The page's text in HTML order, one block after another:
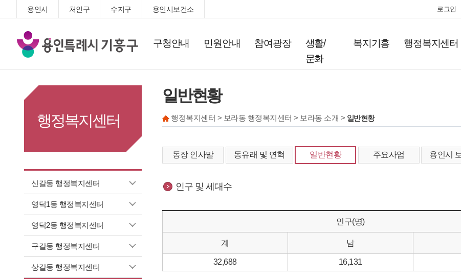
용인시 처인구 수지구 용인시보건소 로그인
기
흥
구청안내 민원안내 참여광장
생활/
문화
복지기흥 행정복지센터
행정복지센터
신갈동 행정복지센터
영덕1동 행정복지센터
영덕2동 행정복지센터
구갈동 행정복지센터
상갈동 행정복지센터
일반현황
행정복지센터 > 보라동 행정복지센터 > 보라동 소개 > 일반현황
동장 인사말 동유래 및 연혁 일반현황 주요사업 용인시
인구 및 세대수
인구(명)
계
남
32,688 16,131